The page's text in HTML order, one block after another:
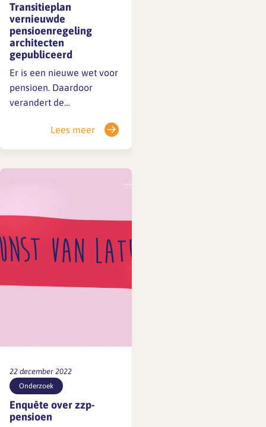
Transitieplan
vernieuwde
pensioenregeling
architecten
gepubliceerd
Er is een nieuwe wet voor
pensioen. Daardoor
verandert de
Pensioenfonds voor de
Architectenbureaus. Naar
(sociale partners) in de
architectenbranche zijn
BNA, FNV, CNV en De
Unie. Zij maakten een
Lees meer
22 december 2022
Onderzoek
Enquête over zzp-
pensioen